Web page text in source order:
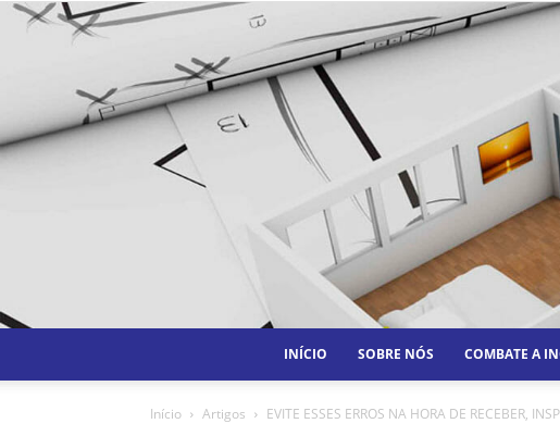
INÍCIO SOBRE NÓS COMBATE A
Início Artigos EVITE ESSES ERROS NA HORA DE RECEBER,